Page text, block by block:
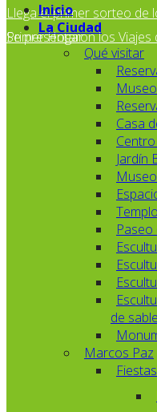
Llega el primer sorteo
Primer Hogar
Se presentaron los Viajes
Inicio
La Ciudad
Qué visitar
Casa
Jardín
Paseo
de sable
Marcos Paz